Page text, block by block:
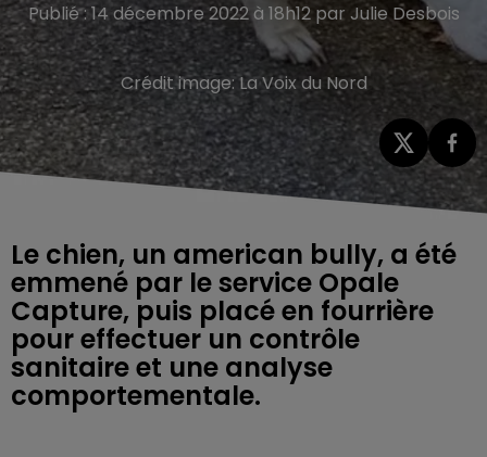
Publié : 14 décembre 2022 à 18h12 par Julie Desbois
Crédit image:La Voix du Nord
Le chien, un american bully, a été
emmené par le service Opale
Capture, puis placé en fourrière
pour effectuer un contrôle
sanitaire et une analyse
comportementale.